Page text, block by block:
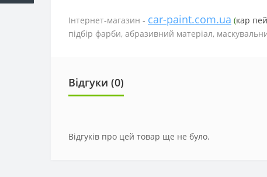
Інтернет-магазин - car-paint.com.ua (кар
підбір фарби, абразивний матеріал,
Відгуки (0)
Відгуків про цей товар ще не було.